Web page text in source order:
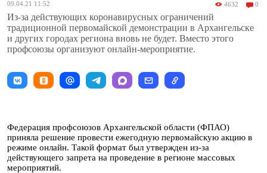
09.04.21 11:52 4632 0
Из-за действующих коронавирусных ограничений
традиционной первомайской демонстрации в Архангельске
и других городах региона вновь не будет. Вместо этого
профсоюзы организуют онлайн-мероприятие.
Федерация профсоюзов Архангельской области (ФПАО)
приняла решение провести ежегодную первомайскую акцию в
режиме онлайн. Такой формат был утвержден из-за
действующего запрета на проведение в регионе массовых
мероприятий.